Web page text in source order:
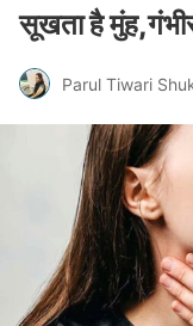
सूखता है
Parul Tiwari